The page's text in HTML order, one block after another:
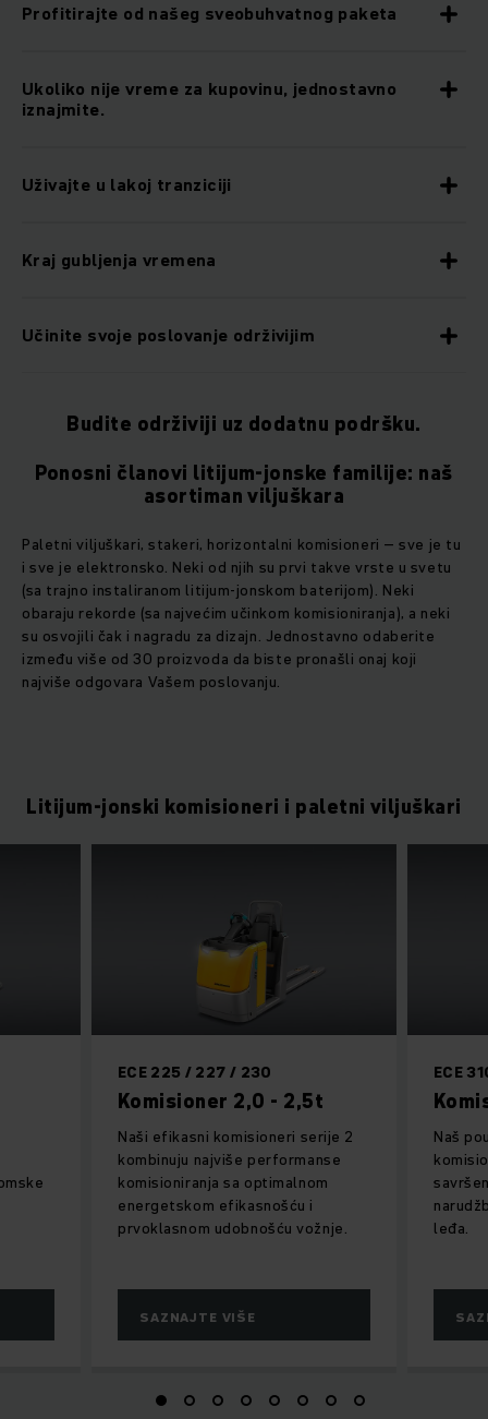
Profitirajte od našeg sveobuhvatnog paketa
Ukoliko nije vreme za kupovinu, jednostavno
iznajmite.
Uživajte u lakoj tranziciji
Kraj gubljenja vremena
Učinite svoje poslovanje održivijim
Budite održiviji uz dodatnu podršku.
Ponosni članovi litijum-jonske familije: naš
asortiman viljuškara
Paletni viljuškari, stakeri, horizontalni komisioneri – sve je tu
i sve je elektronsko. Neki od njih su prvi takve vrste u svetu
(sa trajno instaliranom litijum-jonskom baterijom). Neki
obaraju rekorde (sa najvećim učinkom komisioniranja), a neki
su osvojili čak i nagradu za dizajn. Jednostavno odaberite
između više od 30 proizvoda da biste pronašli onaj koji
najviše odgovara Vašem poslovanju.
Litijum-jonski komisioneri i paletni viljuškari
ECE 225 / 227 / 230
Komisioner 2,0 - 2,5t
Naši efikasni komisioneri serije 2
kombinuju najviše performanse
komisioniranja sa optimalnom
energetskom efikasnošću i
prvoklasnom udobnošću vožnje.
SAZNAJTE VIŠE
ECE
Naš
leđa.